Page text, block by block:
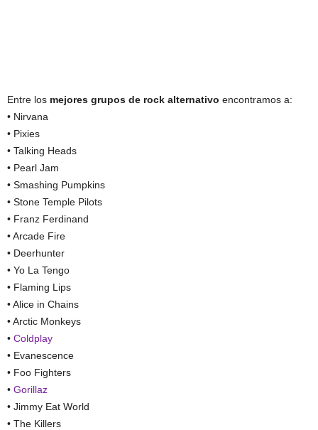
Entre los mejores grupos de rock alternativo encontramos a:
• Nirvana
• Pixies
• Talking Heads
• Pearl Jam
• Smashing Pumpkins
• Stone Temple Pilots
• Franz Ferdinand
• Arcade Fire
• Deerhunter
• Yo La Tengo
• Flaming Lips
• Alice in Chains
• Arctic Monkeys
• Coldplay
• Evanescence
• Foo Fighters
• Gorillaz
• Jimmy Eat World
• The Killers